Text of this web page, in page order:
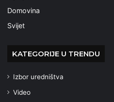
Domovina
Svijet
KATEGORIJE U TRENDU
Izbor uredništva
Video